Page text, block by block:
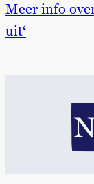
Meer info
uit‘